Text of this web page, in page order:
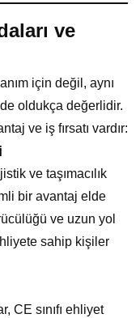
ve
için değil, aynı
oldukça değerlidir.
ve iş fırsatı vardır:
ve taşımacılık
bir avantaj elde
ve uzun yol
sahip kişiler
CE sınıfı ehliyet